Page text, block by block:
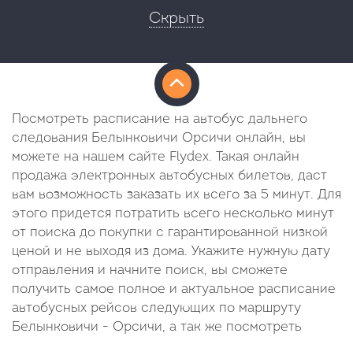
Скрыть
Посмотреть расписание на автобус дальнего
следования Белынковичи Орсичи онлайн, вы
можете на нашем сайте Flydex. Такая онлайн
продажа электронных автобусных билетов, даст
вам возможность заказать их всего за 5 минут. Для
этого придется потратить всего несколько минут
от поиска до покупки с гарантированной низкой
ценой и не выходя из дома. Укажите нужную дату
отправления и начните поиск, вы сможете
получить самое полное и актуальное расписание
автобусных рейсов следующих по маршруту
Белынковичи - Орсичи, а так же посмотреть